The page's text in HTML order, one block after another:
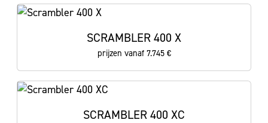
SCRAMBLER 400 X
prijzen vanaf 7.745 €
SCRAMBLER 400 XC